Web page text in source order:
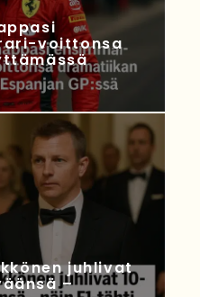
voittonsa
juhlivat
–